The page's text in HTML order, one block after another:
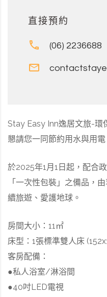
Stay Easy Inn逸居文旅-環
懇請您一同節約用水與用
於2025年1月1日起，配合
「一次性包裝」之備品，
續旅遊、愛護地球。
房間大小：11㎡
床型：1張標準雙人床
客房配備：
●私人浴室/淋浴間
●40吋LED電視
直接預約
(06) 2236688